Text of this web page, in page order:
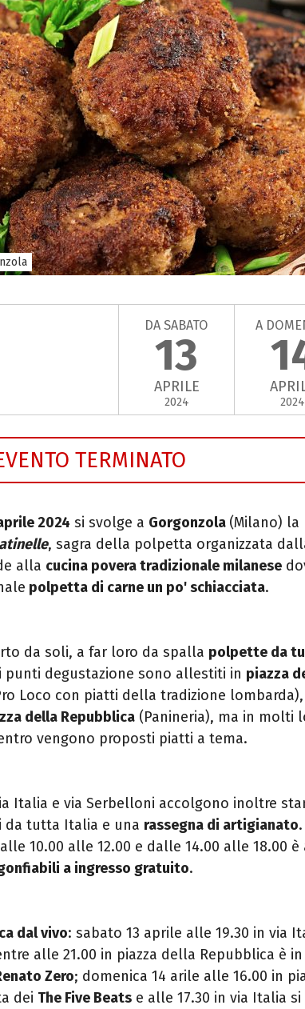
DA SABATO
13
APRILE
2024
A
2024
TERMINATO
2024 si svolge a Gorgonzola (Milano) la
, sagra della polpetta organizzata
alla cucina povera tradizionale milanese
polpetta di carne un po' schiacciata.
da soli, a far loro da spalla polpette da
punti degustazione sono allestiti in piazza
Loco con piatti della tradizione lombarda),
della Repubblica (Panineria), ma in molti
vengono proposti piatti a tema.
Italia e via Serbelloni accolgono inoltre
da tutta Italia e una rassegna di artigianato
10.00 alle 12.00 e dalle 14.00 alle 18.00
a ingresso gratuito.
dal vivo: sabato 13 aprile alle 19.30 in via
alle 21.00 in piazza della Repubblica è in
Zero; domenica 14 arile alle 16.00 in
dei The Five Beats e alle 17.30 in via Italia